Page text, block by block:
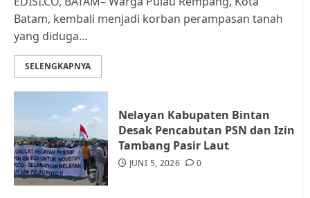
Warga Rempang Ajukan
Audiensi dengan Wali Kota
Batam, kembali menjadi korban perampasan tanah
yang diduga...
SELENGKAPNYA
Nelayan Kabupaten Bintan
Desak Pencabutan PSN dan Izin
Tambang Pasir Laut
JUNI 5, 2026 0